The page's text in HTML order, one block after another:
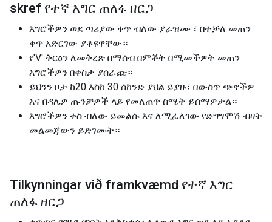
skref የተኛ እግር ጠለፋ ዘርጋ
እግሮችዎን ወደ ጣሪያው ቀጥ ብለው ያራዝሙ ፣ በተቻለ መጠን
ቀጥ አድርገው ያቆዩዋቸው።
የ'V' ቅርፅን ለመቅረጽ በማሰብ በምቾት በሚመችዎት መጠን
እግሮችዎን በቀስታ ያሰራጩ።
ይህንን ቦታ ከ20 እስከ 30 ሰከንድ ያህል ይያዙ፣ በውስጥ ጭኖችዎ
እና በዳሌዎ ጡንቻዎች ላይ የመለጠጥ ስሜት ይሰማዎታል።
እግሮችዎን ቀስ ብለው ይመልሱ እና ለሚፈለገው የድግግሞሽ ብዛት
መልመጃውን ይድገሙት።
Tilkynningar við framkvæmd የተኛ እግር
ጠለፋ ዘርጋ